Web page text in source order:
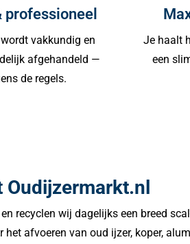
professioneel
vakkundig en
afgehandeld —
de regels.
Je haalt
een
Oudijzermarkt.nl
recyclen wij dagelijks een breed
afvoeren van oud ijzer, koper,